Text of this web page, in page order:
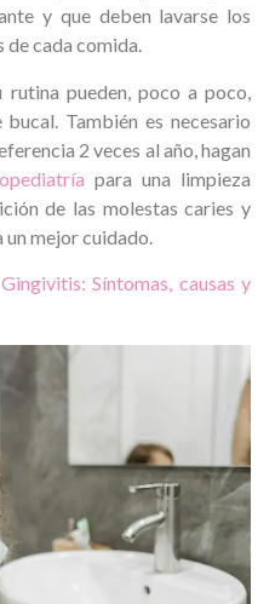
y que deben lavarse los
de cada comida.
pueden, poco a poco,
También es necesario
2 veces al año, hagan
para una limpieza
de las molestas caries y
mejor cuidado.
Gingivitis: Síntomas, causas y